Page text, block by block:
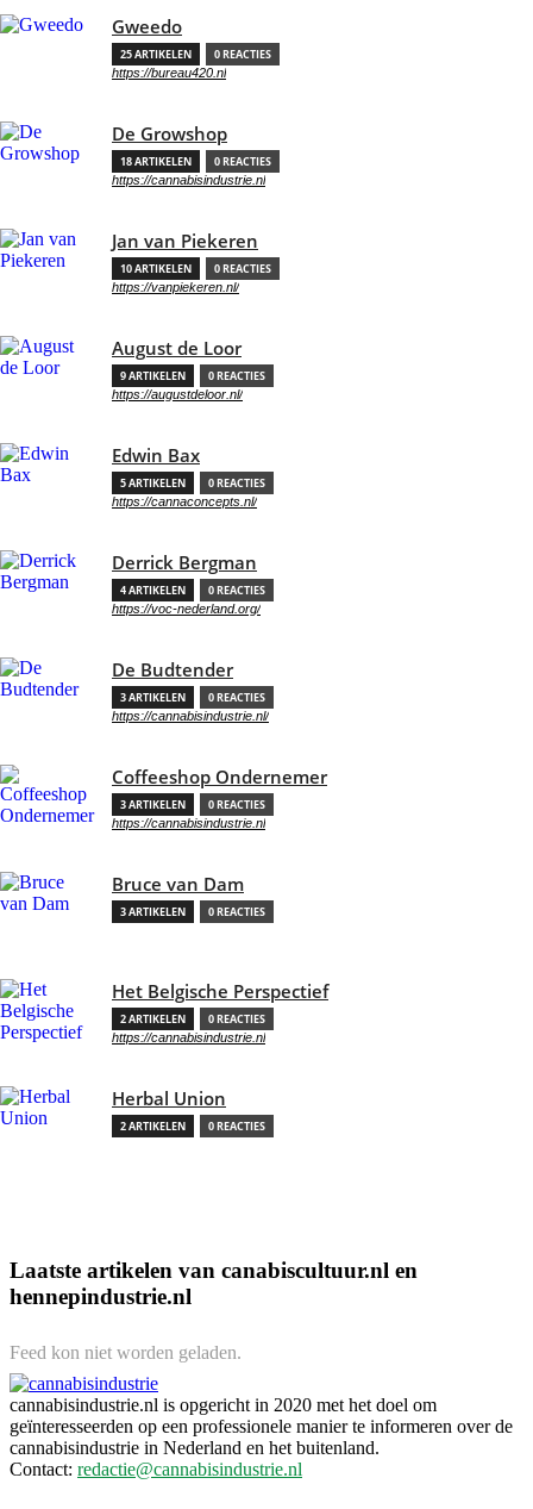
Gweedo
25 ARTIKELEN 0 REACTIES
https://bureau420.nl
De Growshop
18 ARTIKELEN 0 REACTIES
https://cannabisindustrie.nl
Jan van Piekeren
10 ARTIKELEN 0 REACTIES
https://vanpiekeren.nl/
August de Loor
9 ARTIKELEN 0 REACTIES
https://augustdeloor.nl/
Edwin Bax
5 ARTIKELEN 0 REACTIES
https://cannaconcepts.nl/
Derrick Bergman
4 ARTIKELEN 0 REACTIES
https://voc-nederland.org/
De Budtender
3 ARTIKELEN 0 REACTIES
https://cannabisindustrie.nl/
Coffeeshop Ondernemer
3 ARTIKELEN 0 REACTIES
https://cannabisindustrie.nl
Bruce van Dam
3 ARTIKELEN 0 REACTIES
Het Belgische Perspectief
2 ARTIKELEN 0 REACTIES
https://cannabisindustrie.nl
Herbal Union
2 ARTIKELEN 0 REACTIES
Laatste artikelen van canabiscultuur.nl en
hennepindustrie.nl
Feed kon niet worden geladen.
cannabisindustrie.nl is opgericht in 2020 met het doel om
geïnteresseerden op een professionele manier te informeren over de
cannabisindustrie in Nederland en het buitenland.
Contact: redactie@cannabisindustrie.nl